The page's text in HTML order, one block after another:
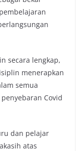
secara lengkap,
menerapkan
semua
Covid
dan pelajar
atas